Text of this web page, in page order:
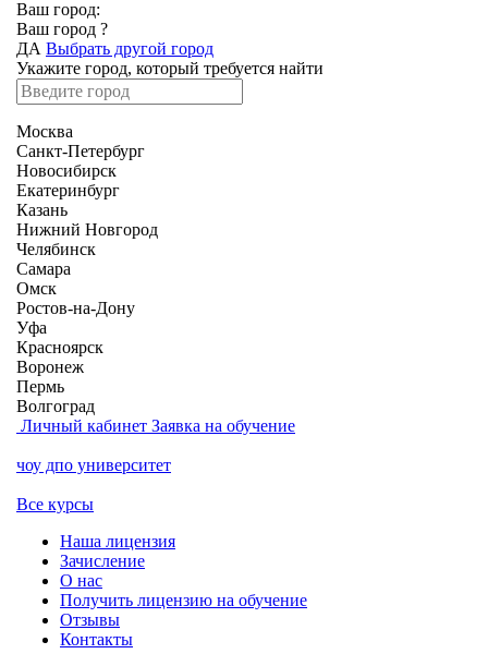
Ваш город:
Ваш город ?
ДА Выбрать другой город
Укажите город, который требуется найти
Москва
Санкт-Петербург
Новосибирск
Екатеринбург
Казань
Нижний Новгород
Челябинск
Самара
Омск
Ростов-на-Дону
Уфа
Красноярск
Воронеж
Пермь
Волгоград
Личный кабинет Заявка на обучение
чоу дпо университет
Все курсы
Наша лицензия
Зачисление
О нас
Получить лицензию на обучение
Отзывы
Контакты